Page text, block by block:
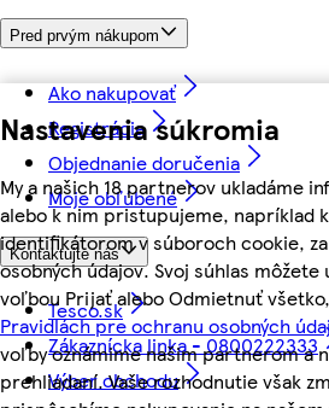
Nastavenia súkromia
My a našich 18 partnerov ukladáme
alebo k nim pristupujeme, napríklad
identifikátorom v súboroch cookie,
osobných údajov. Svoj súhlas
voľbou Prijať alebo Odmietnuť
Pravidlách pre ochranu osobných
voľby oznámime našim partnerom a
prehliadaní. Vaše rozhodnutie však
Pred prvým nákupom
Ako nakupovať
Registrácia
Objednanie doručenia
Moje obľúbené
Kontaktujte nás
Tesco.sk
Zákaznícka linka - 0800222333
Výber obchodu